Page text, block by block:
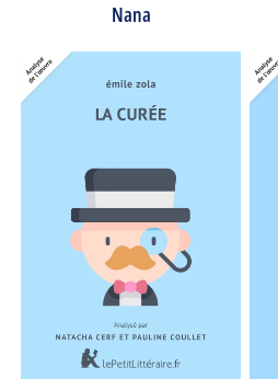
Nana